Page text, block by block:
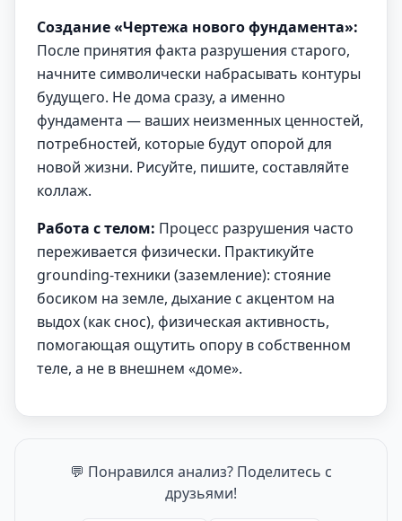
Создание «Чертежа нового фундамента»:
После принятия факта разрушения старого,
начните символически набрасывать контуры
будущего. Не дома сразу, а именно
фундамента — ваших неизменных ценностей,
потребностей, которые будут опорой для
новой жизни. Рисуйте, пишите, составляйте
коллаж.
Работа с телом: Процесс разрушения часто
переживается физически. Практикуйте
grounding-техники (заземление): стояние
босиком на земле, дыхание с акцентом на
выдох (как снос), физическая активность,
помогающая ощутить опору в собственном
теле, а не в внешнем «доме».
💬 Понравился анализ? Поделитесь с
друзьями!